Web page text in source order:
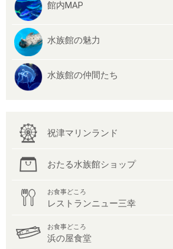
館内MAP
水族館の魅力
水族館の仲間たち
祝津マリンランド
おたる水族館ショップ
お食事どころ
レストランニュー三幸
お食事どころ
浜の屋食堂